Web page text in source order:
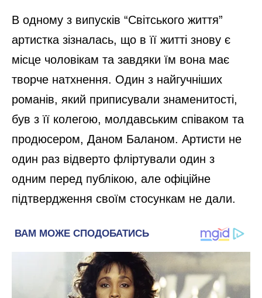
В одному з випусків “Світського життя”
артистка зізналась, що в її житті знову є
місце чоловікам та завдяки їм вона має
творче натхнення. Один з найгучніших
романів, який приписували знаменитості,
був з її колегою, молдавським співаком та
продюсером, Даном Баланом. Артисти не
один раз відверто фліртували один з
одним перед публікою, але офіційне
підтвердження своїм стосункам не дали.